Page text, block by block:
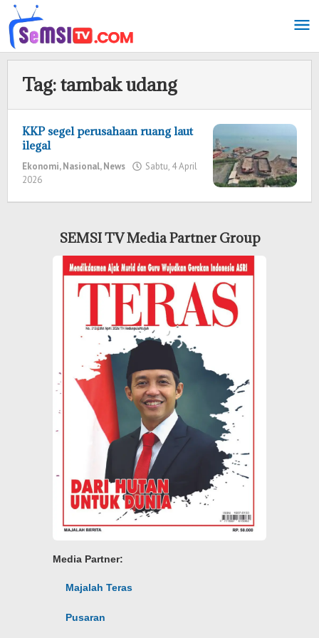
Lewati
ke
konten
Tag:tambak udang
KKP segel perusahaan ruang laut
ilegal
Ekonomi,Nasional,News
Sabtu, 4 April
2026
SEMSI TV Media Partner Group
Media Partner:
Majalah Teras
Pusaran